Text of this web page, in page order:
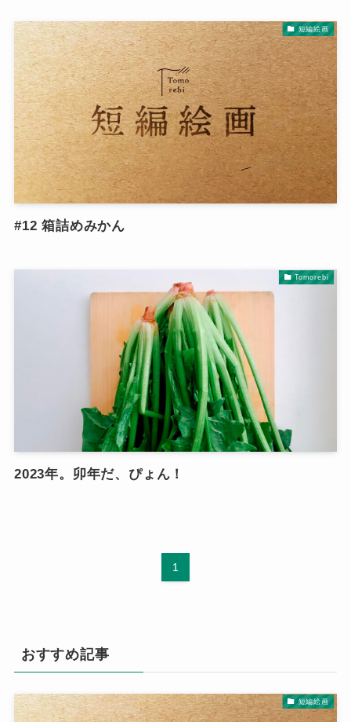
短編絵画
#12 箱詰めみかん
Tomorebi
2023年。卯年だ、ぴょん！
1
おすすめ記事
短編絵画